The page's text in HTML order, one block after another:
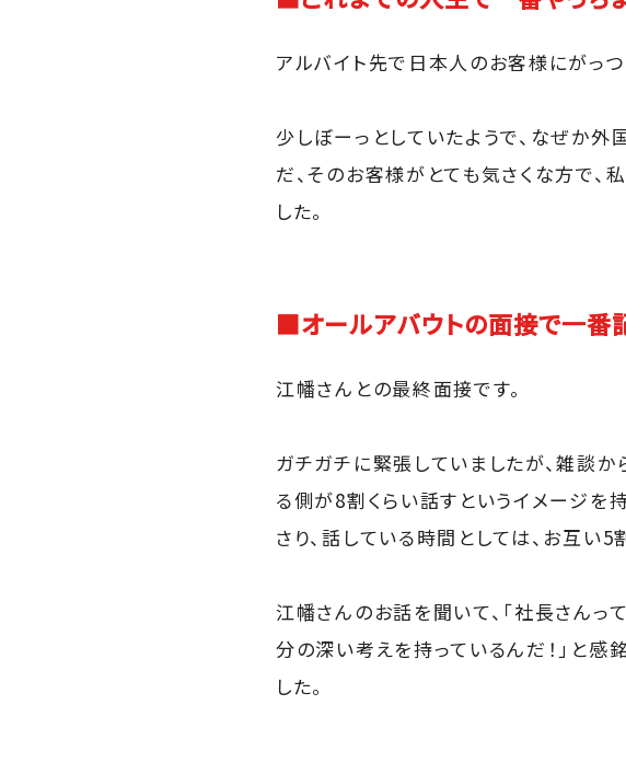
アルバイト先で日本人のお客様にがっ
少しぼーっとしていたようで、なぜか外
だ、そのお客様がとても気さくな方で、
した。
■オールアバウトの面接で一番
江幡さんとの最終面接です。
ガチガチに緊張していましたが、雑談
る側が8割くらい話すというイメージを
さり、話している時間としては、お互い5
江幡さんのお話を聞いて、「社長さんっ
分の深い考えを持っているんだ！」と感
した。